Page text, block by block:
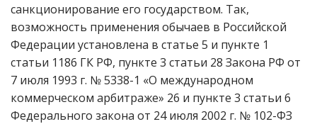
санкционирование его государством. Так,
возможность применения обычаев в Российской
Федерации установлена в статье 5 и пункте 1
статьи 1186 ГК РФ, пункте 3 статьи 28 Закона РФ от
7 июля 1993 г. № 5338-1 «О международном
коммерческом арбитраже» 26 и пункте 3 статьи 6
Федерального закона от 24 июля 2002 г. № 102-ФЗ